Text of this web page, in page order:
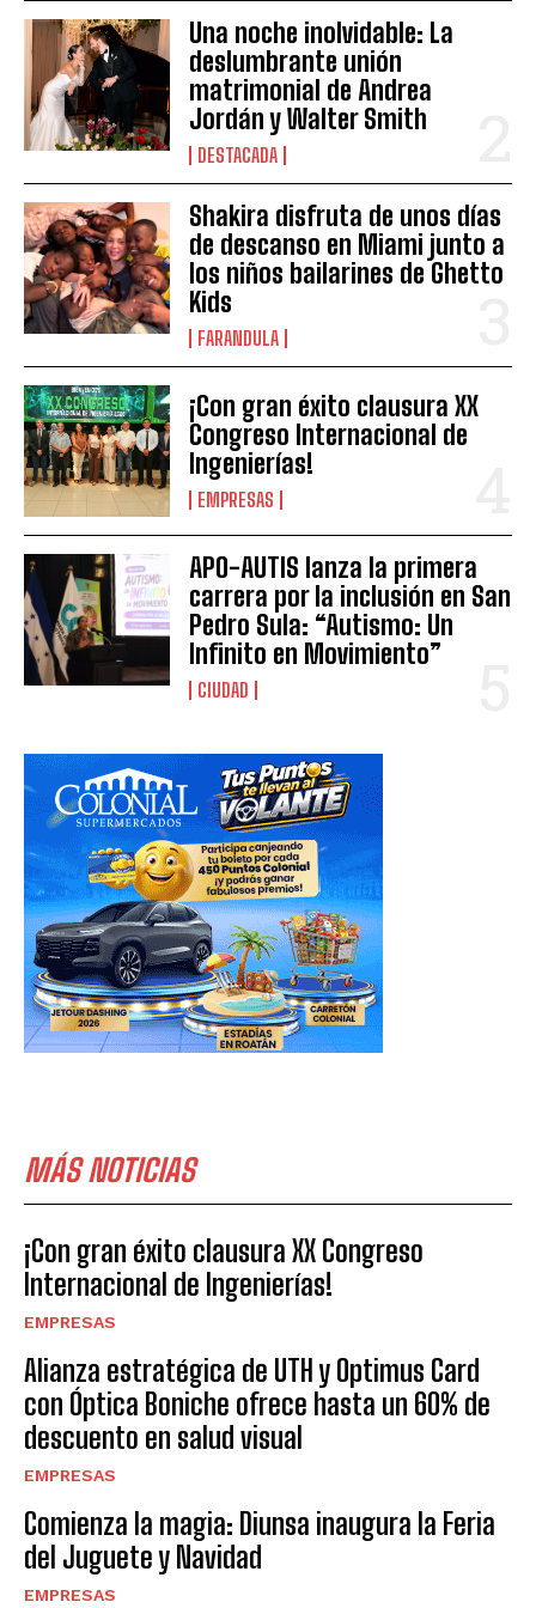
Una noche inolvidable: La
deslumbrante unión
matrimonial de Andrea
Jordán y Walter Smith
DESTACADA
Shakira disfruta de unos días
de descanso en Miami junto a
los niños bailarines de Ghetto
Kids
FARANDULA
¡Con gran éxito clausura XX
Congreso Internacional de
Ingenierías!
EMPRESAS
APO-AUTIS lanza la primera
carrera por la inclusión en San
Pedro Sula: “Autismo: Un
Infinito en Movimiento”
CIUDAD
MÁS NOTICIAS
¡Con gran éxito clausura XX Congreso
Internacional de Ingenierías!
EMPRESAS
Alianza estratégica de UTH y Optimus Card
con Óptica Boniche ofrece hasta un 60% de
descuento en salud visual
EMPRESAS
Comienza la magia: Diunsa inaugura la Feria
del Juguete y Navidad
EMPRESAS